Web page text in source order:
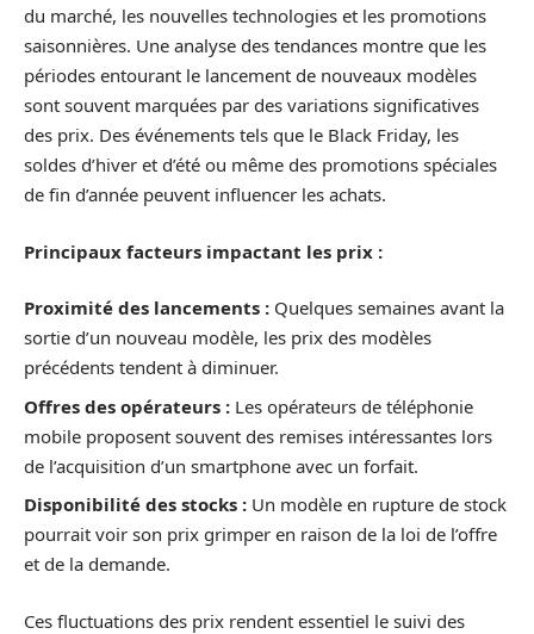
du marché, les nouvelles technologies et les promotions
saisonnières. Une analyse des tendances montre que les
périodes entourant le lancement de nouveaux modèles
sont souvent marquées par des variations significatives
des prix. Des événements tels que le Black Friday, les
soldes d’hiver et d’été ou même des promotions spéciales
de fin d’année peuvent influencer les achats.
Principaux facteurs impactant les prix :
Proximité des lancements : Quelques semaines avant la
sortie d’un nouveau modèle, les prix des modèles
précédents tendent à diminuer.
Offres des opérateurs : Les opérateurs de téléphonie
mobile proposent souvent des remises intéressantes lors
de l’acquisition d’un smartphone avec un forfait.
Disponibilité des stocks : Un modèle en rupture de stock
pourrait voir son prix grimper en raison de la loi de l’offre
et de la demande.
Ces fluctuations des prix rendent essentiel le suivi des